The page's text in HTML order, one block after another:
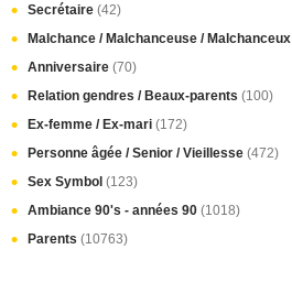
Secrétaire (42)
Malchance / Malchanceuse / Malchanceux
Anniversaire (70)
Relation gendres / Beaux-parents (100)
Ex-femme / Ex-mari (172)
Personne âgée / Senior / Vieillesse (472)
Sex Symbol (123)
Ambiance 90's - années 90 (1018)
Parents (10763)